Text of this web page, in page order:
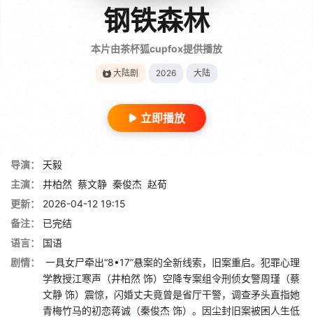
钢铁森林
本片由茶杯狐cupfox提供播放
大陆剧 2026 大陆
立即播放
导演：
天毅
主演：
井柏然 蔡文静 秦俊杰 赵荀
更新：
2026-04-12 19:15
备注：
已完结
语言：
国语
剧情：
一具女尸牵出“8•17”悬案的全新线索，旧案重启。犯罪心理
学教授江寒声（井柏然 饰）空降专案组令刑侦女警周瑾（蔡
文静 饰）震惊，闪婚丈夫竟曾是省厅干警，调查矛头直指她
青梅竹马的初恋蒋诚（秦俊杰 饰）。因尘封旧案被困人生低